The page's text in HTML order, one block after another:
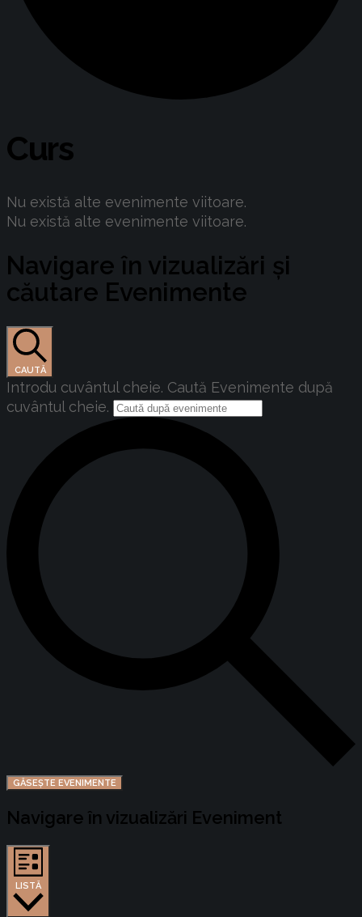
Curs
Nu există alte evenimente viitoare.
Nu există alte evenimente viitoare.
Navigare în vizualizări și
căutare Evenimente
CAUTĂ
Introdu cuvântul cheie. Caută Evenimente după
cuvântul cheie.
GĂSEȘTE EVENIMENTE
Navigare în vizualizări Eveniment
LISTĂ